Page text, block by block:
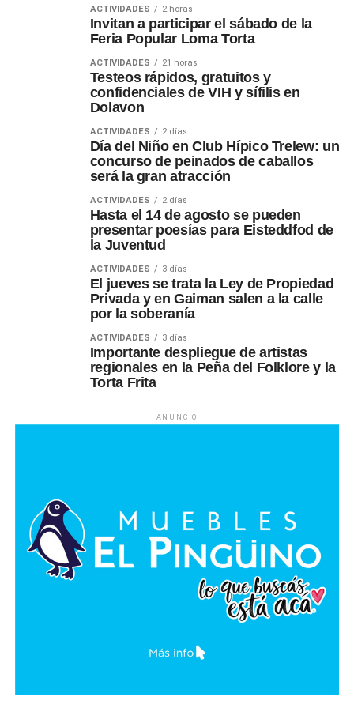
ACTIVIDADES 2 horas
Invitan a participar el sábado de la
Feria Popular Loma Torta
ACTIVIDADES 21 horas
Testeos rápidos, gratuitos y
confidenciales de VIH y sífilis en
Dolavon
ACTIVIDADES 2 días
Día del Niño en Club Hípico Trelew: un
concurso de peinados de caballos
será la gran atracción
ACTIVIDADES 2 días
Hasta el 14 de agosto se pueden
presentar poesías para Eisteddfod de
la Juventud
ACTIVIDADES 3 días
El jueves se trata la Ley de Propiedad
Privada y en Gaiman salen a la calle
por la soberanía
ACTIVIDADES 3 días
Importante despliegue de artistas
regionales en la Peña del Folklore y la
Torta Frita
ANUNCIO